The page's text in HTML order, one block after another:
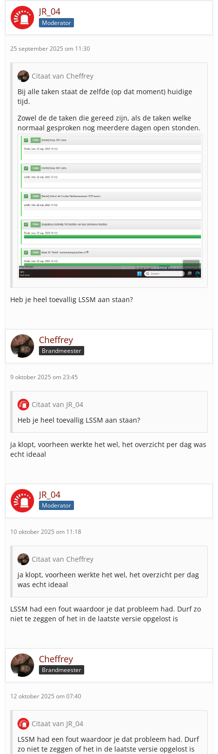
JR_04
Moderator
25 september 2025 om 11:30
Citaat van Cheffrey
Bij alle taken staat de zelfde (op dat moment) huidige
tijd.
Zowel de de taken die gereed zijn, als de taken welke
normaal gesproken nog meerdere dagen open stonden.
Heb je heel toevallig LSSM aan staan?
Cheffrey
Brandmeester
9 oktober 2025 om 23:45
Citaat van JR_04
Heb je heel toevallig LSSM aan staan?
ja klopt, voorheen werkte het wel, het overzicht per dag was
echt ideaal
JR_04
Moderator
10 oktober 2025 om 11:18
Citaat van Cheffrey
ja klopt, voorheen werkte het wel, het overzicht per dag
was echt ideaal
LSSM had een fout waardoor je dat probleem had. Durf zo
niet te zeggen of het in de laatste versie opgelost is
Cheffrey
Brandmeester
12 oktober 2025 om 07:40
Citaat van JR_04
LSSM had een fout waardoor je dat probleem had. Durf
zo niet te zeggen of het in de laatste versie opgelost is